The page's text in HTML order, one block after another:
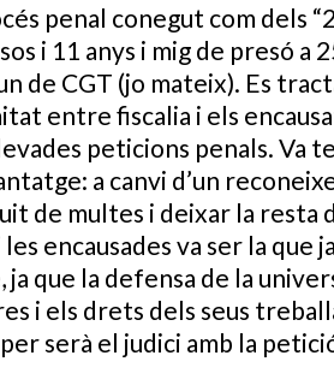
penal conegut com dels
i 11 anys i mig de presó a
de CGT (jo mateix). Es
entre fiscalia i els
peticions penals. Va
a canvi d’un
de multes i deixar la resta
encausades va ser la que
ja que la defensa de la
i els drets dels seus
serà el judici amb la